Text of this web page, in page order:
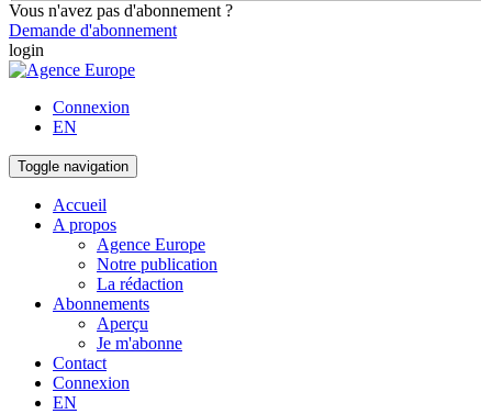
Vous n'avez pas d'abonnement ?
Demande d'abonnement
login
Connexion
EN
Toggle navigation
Accueil
A propos
Agence Europe
Notre publication
La rédaction
Abonnements
Aperçu
Je m'abonne
Contact
Connexion
EN